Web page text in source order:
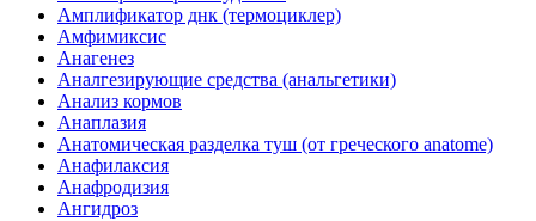
Амплификатор днк (термоциклер)
Амфимиксис
Анагенез
Аналгезирующие средства (анальгетики)
Анализ кормов
Анаплазия
Анатомическая разделка туш (от греческого anatome)
Анафилаксия
Анафродизия
Ангидроз